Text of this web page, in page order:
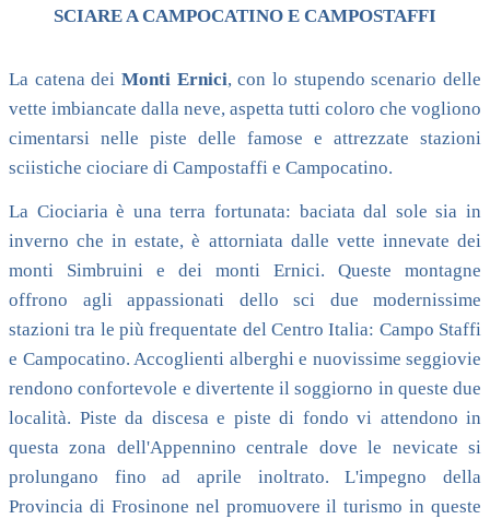
SCIARE A CAMPOCATINO E CAMPOSTAFFI
La catena dei Monti Ernici, con lo stupendo scenario delle
vette imbiancate dalla neve, aspetta tutti coloro che vogliono
cimentarsi nelle piste delle famose e attrezzate stazioni
sciistiche ciociare di Campostaffi e Campocatino.
La Ciociaria è una terra fortunata: baciata dal sole sia in
inverno che in estate, è attorniata dalle vette innevate dei
monti Simbruini e dei monti Ernici. Queste montagne
offrono agli appassionati dello sci due modernissime
stazioni tra le più frequentate del Centro Italia: Campo Staffi
e Campocatino. Accoglienti alberghi e nuovissime seggiovie
rendono confortevole e divertente il soggiorno in queste due
località. Piste da discesa e piste di fondo vi attendono in
questa zona dell'Appennino centrale dove le nevicate si
prolungano fino ad aprile inoltrato. L'impegno della
Provincia di Frosinone nel promuovere il turismo in queste